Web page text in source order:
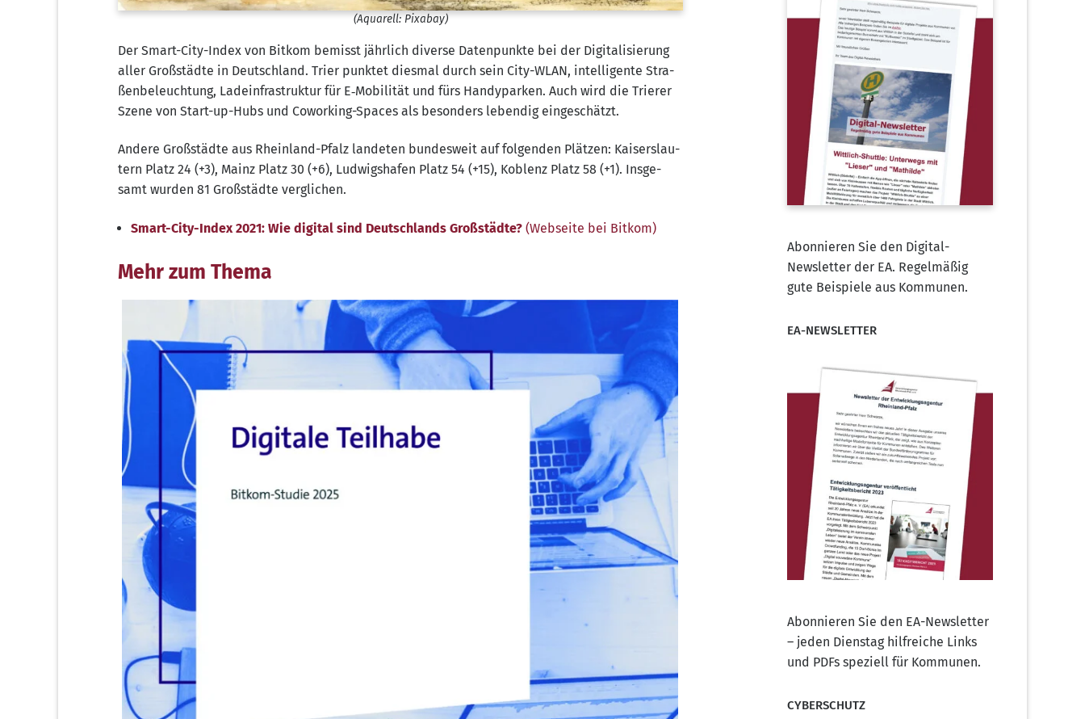
(Aqua­rell: Pixabay)
Der Smart-City-Index von Bit­kom bemisst jähr­lich diver­se Daten­punk­te bei der Digi­ta­li­sie­rung
aller Groß­städ­te in Deutsch­land. Trier punk­tet dies­mal durch sein City-WLAN, intel­li­gen­te Stra­
ßen­be­leuch­tung, Lade­infra­struk­tur für E‑Mobilität und fürs Han­dy­par­ken. Auch wird die Trie­rer
Sze­ne von Start-up-Hubs und Cowor­king-Spaces als beson­ders leben­dig eingeschätzt.
Ande­re Groß­städ­te aus Rhein­land-Pfalz lan­de­ten bun­des­weit auf fol­gen­den Plät­zen: Kai­sers­lau­
tern Platz 24 (+3), Mainz Platz 30 (+6), Lud­wigs­ha­fen Platz 54 (+15), Koblenz Platz 58 (+1). Ins­ge­
samt wur­den 81 Groß­städ­te verglichen.
Smart-City-Index 2021: Wie digi­tal sind Deutsch­lands Groß­städ­te? (Web­sei­te bei Bitkom)
Mehr zum Thema
Abonnieren Sie den Digital-
Newsletter der EA. Regelmäßig
gute Beispiele aus Kommunen.
EA-NEWSLETTER
Abonnieren Sie den EA-Newsletter
– jeden Dienstag hilfreiche Links
und PDFs speziell für Kommunen.
CYBERSCHUTZ